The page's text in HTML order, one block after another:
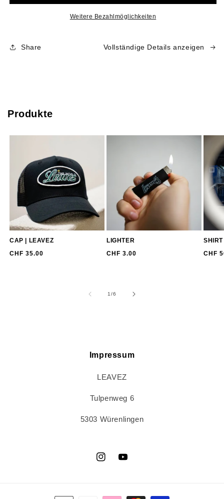
Weitere Bezahlmöglichkeiten
Share Vollständige Details anzeigen
Produkte
CAP | LEAVEZ
Normaler
CHF 35.00
LIGHTER
Normaler
CHF 3.00 CHF
1/von
6
Impressum
LEAVEZ
Tulpenweg 6
5303 Würenlingen
InstagramYouTube
Zahlungsmethoden